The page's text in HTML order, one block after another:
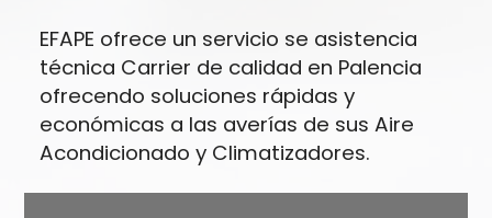
EFAPE ofrece un servicio se asistencia
técnica Carrier de calidad en Palencia
ofrecendo soluciones rápidas y
económicas a las averías de sus Aire
Acondicionado y Climatizadores.